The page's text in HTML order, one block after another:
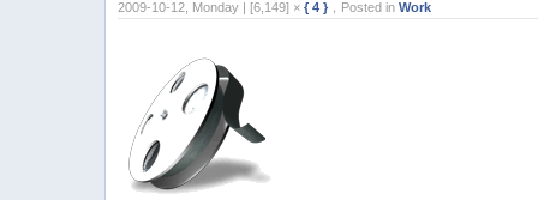
2009-10-12, Monday | [6,149] ×{ 4 } ，Posted inWork